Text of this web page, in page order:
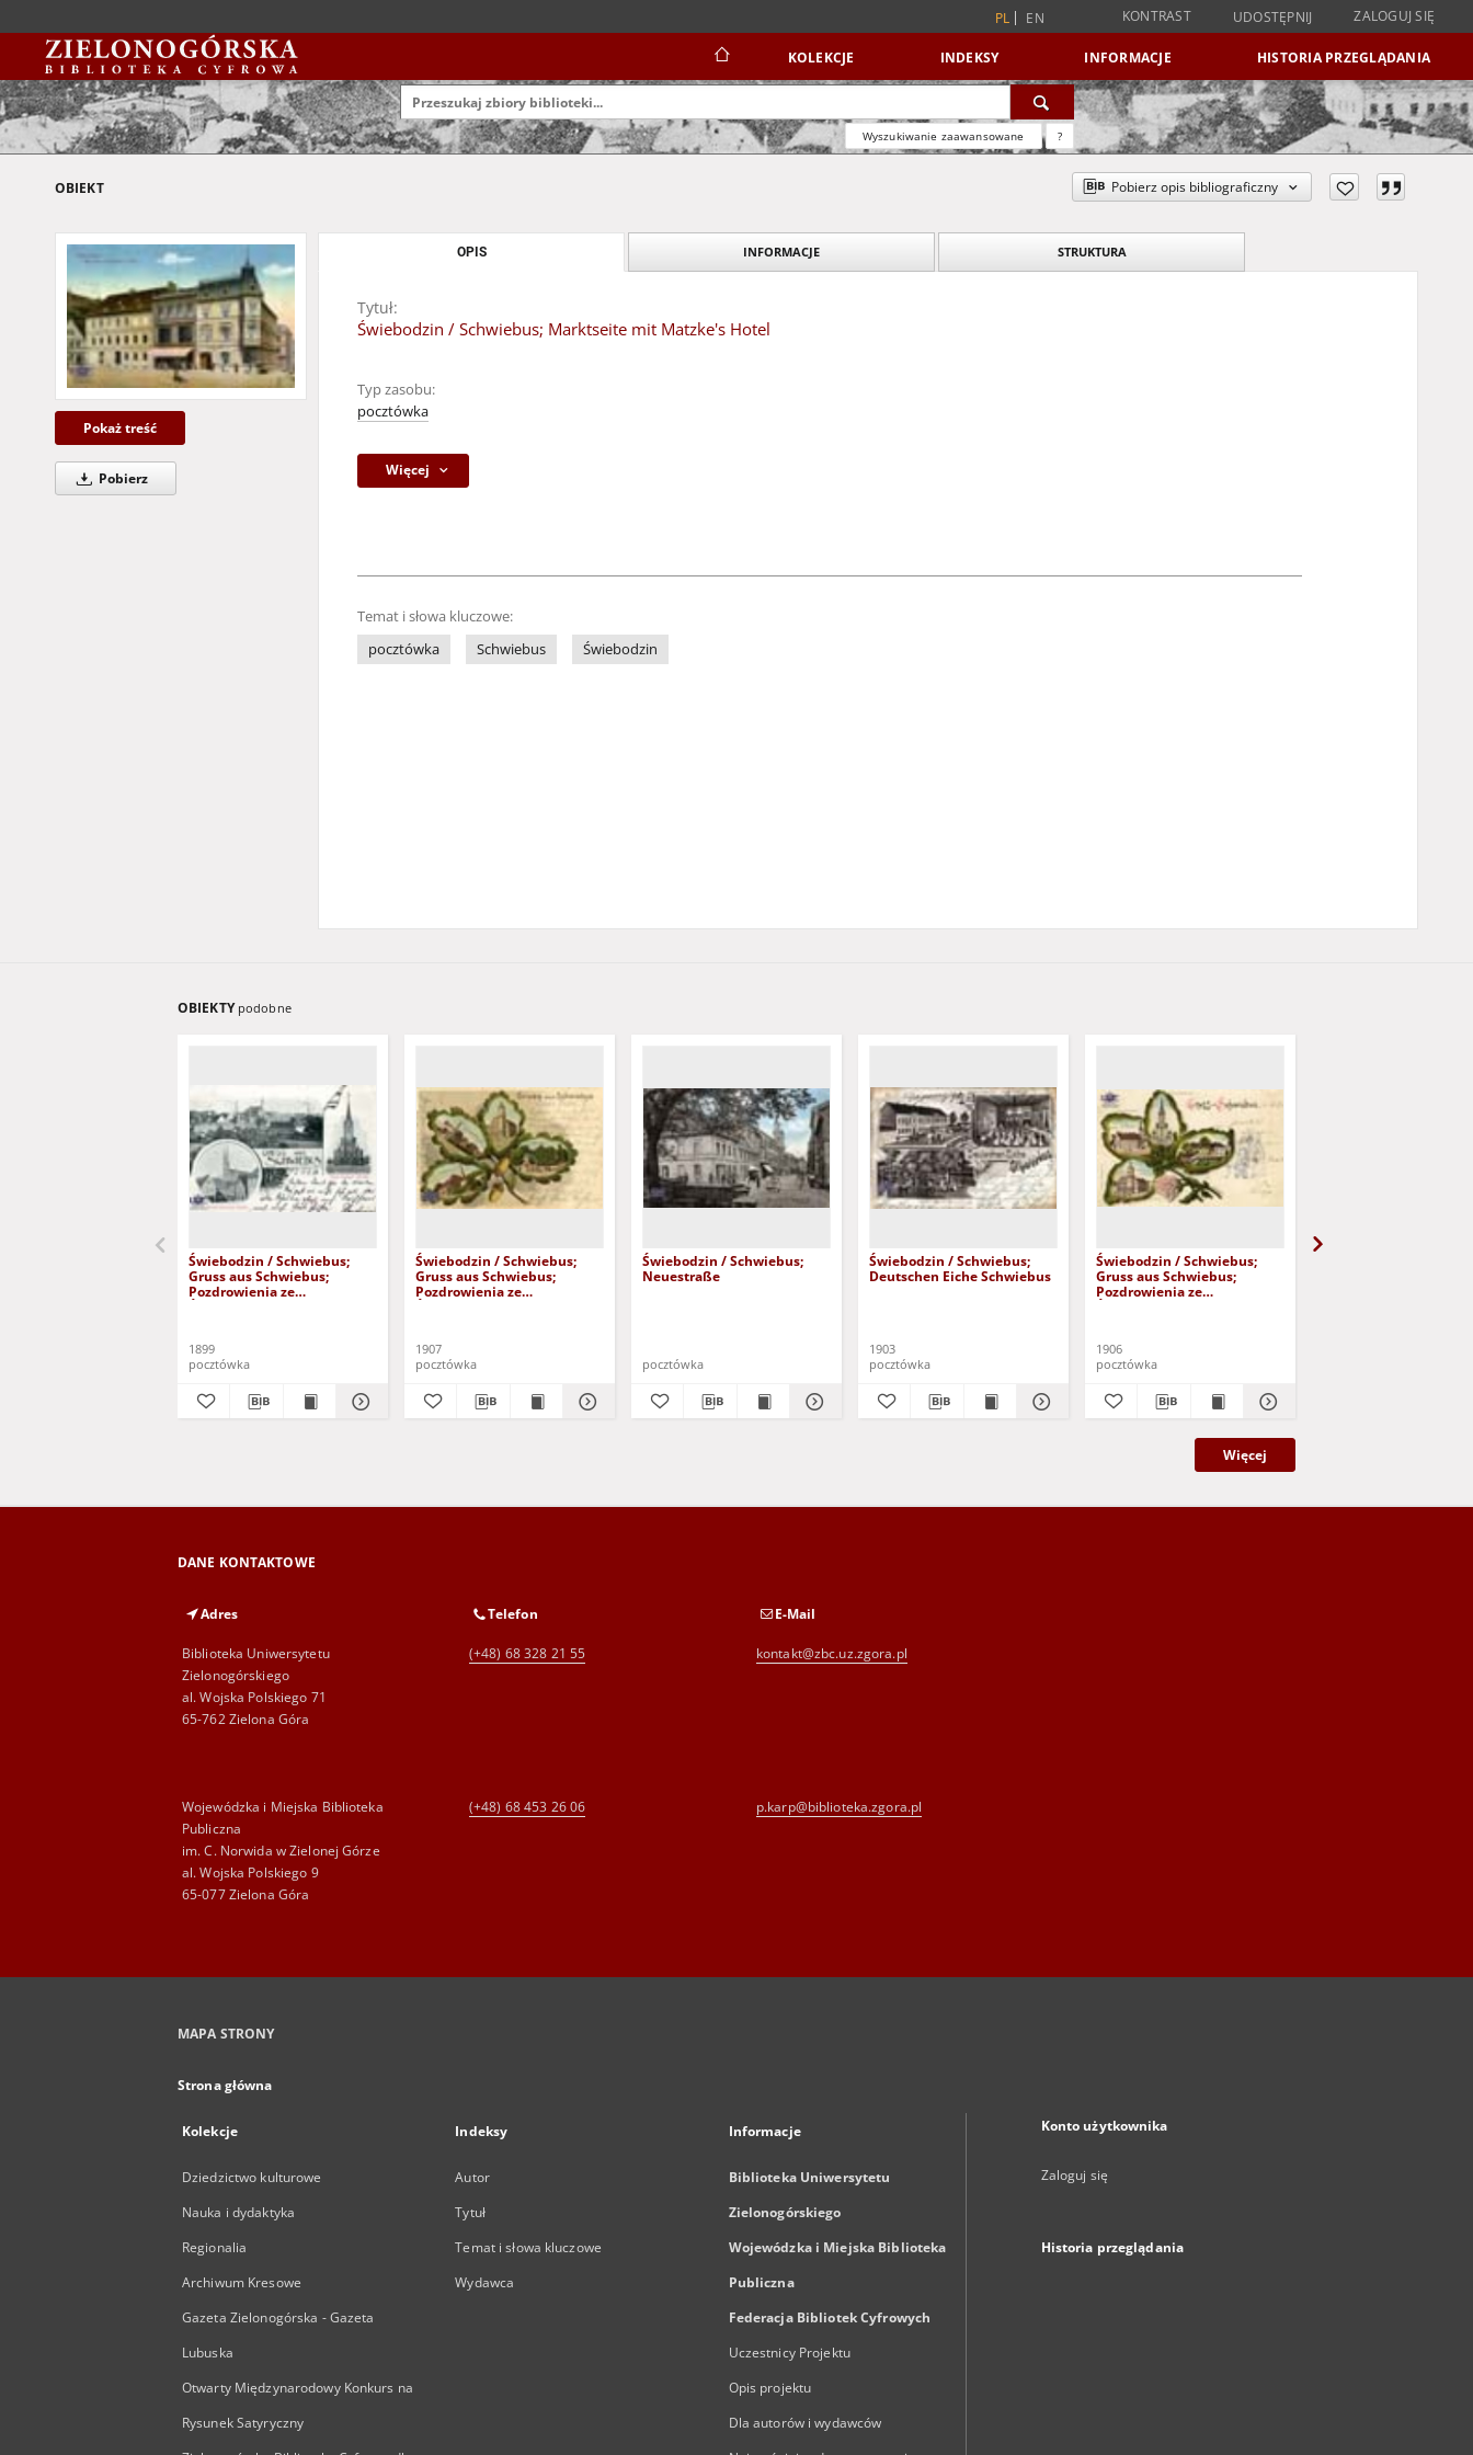
PL EN KONTRAST UDOSTĘPNIJ ZALOGUJ SIĘ
KOLEKCJE INDEKSY INFORMACJE HISTORIA PRZEGLĄDANIA
Wyszukiwanie zaawansowane ?
OBIEKT Pobierz opis bibliograficzny
Pokaż treść
Pobierz
OPIS INFORMACJE STRUKTURA
Tytuł:
Świebodzin / Schwiebus; Marktseite mit Matzke's Hotel
Typ zasobu:
pocztówka
Więcej
Temat i słowa kluczowe:
pocztówka
Schwiebus Świebodzin
OBIEKTY podobne
Świebodzin / Schwiebus;
Gruss aus Schwiebus;
Pozdrowienia ze
1899
pocztówka
Świebodzin / Schwiebus;
Gruss aus Schwiebus;
Pozdrowienia ze
1907
pocztówka
Świebodzin / Schwiebus;
Neuestraße
pocztówka
Świebodzin / Schwiebus;
Deutschen Eiche Schwiebus
1903
pocztówka
Świebodzin / Schwiebus;
Gruss aus Schwiebus;
Pozdrowienia ze
1906
pocztówka
Więcej
DANE KONTAKTOWE
Adres
Biblioteka Uniwersytetu
Zielonogórskiego
al. Wojska Polskiego 71
65-762 Zielona Góra
Telefon
(+48) 68 328 21 55
E-Mail
kontakt@zbc.uz.zgora.pl
Wojewódzka i Miejska Biblioteka
Publiczna
im. C. Norwida w Zielonej Górze
al. Wojska Polskiego 9
65-077 Zielona Góra
(+48) 68 453 26 06 p.karp@biblioteka.zgora.pl
MAPA STRONY
Strona główna
Kolekcje
Dziedzictwo kulturowe
Nauka i dydaktyka
Regionalia
Archiwum Kresowe
Gazeta Zielonogórska - Gazeta
Lubuska
Otwarty Międzynarodowy Konkurs na
Rysunek Satyryczny
Indeksy
Autor
Tytuł
Temat i słowa kluczowe
Wydawca
Informacje
Biblioteka Uniwersytetu
Zielonogórskiego
Wojewódzka i Miejska Biblioteka
Publiczna
Federacja Bibliotek Cyfrowych
Uczestnicy Projektu
Opis projektu
Dla autorów i wydawców
Konto użytkownika
Zaloguj się
Historia przeglądania